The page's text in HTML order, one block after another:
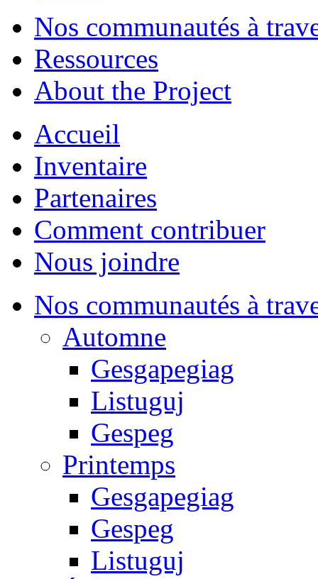
Nos communautés à
Ressources
About the Project
Accueil
Inventaire
Partenaires
Comment contribuer
Nous joindre
Nos communautés à
Automne
Gesgapegiag
Listuguj
Gespeg
Printemps
Gesgapegiag
Gespeg
Listuguj